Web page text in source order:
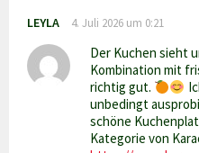
LEYLA 4. Juli 2026 um 0:21
Der Kuchen sieht
Kombination mit
richtig gut.
unbedingt
schöne
Kategorie von